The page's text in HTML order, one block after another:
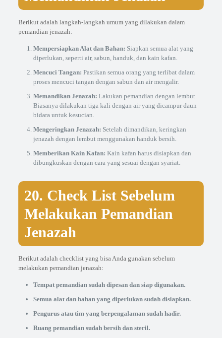
Berikut adalah langkah-langkah umum yang dilakukan dalam
pemandian jenazah:
Mempersiapkan Alat dan Bahan: Siapkan semua alat yang
diperlukan, seperti air, sabun, handuk, dan kain kafan.
Mencuci Tangan: Pastikan semua orang yang terlibat dalam
proses mencuci tangan dengan sabun dan air mengalir.
Memandikan Jenazah: Lakukan pemandian dengan lembut.
Biasanya dilakukan tiga kali dengan air yang dicampur daun
bidara untuk kesucian.
Mengeringkan Jenazah: Setelah dimandikan, keringkan
jenazah dengan lembut menggunakan handuk bersih.
Memberikan Kain Kafan: Kain kafan harus disiapkan dan
dibungkuskan dengan cara yang sesuai dengan syariat.
20. Check List Sebelum
Melakukan Pemandian
Jenazah
Berikut adalah checklist yang bisa Anda gunakan sebelum
melakukan pemandian jenazah:
Tempat pemandian sudah dipesan dan siap digunakan.
Semua alat dan bahan yang diperlukan sudah disiapkan.
Pengurus atau tim yang berpengalaman sudah hadir.
Ruang pemandian sudah bersih dan steril.